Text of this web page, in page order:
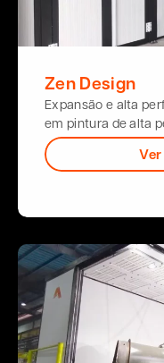
Zen Design
Expansão e alta
em pintura de alta
Ver